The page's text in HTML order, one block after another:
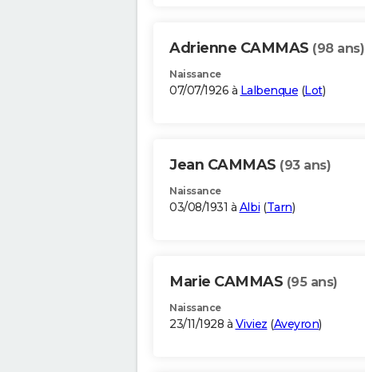
Adrienne CAMMAS (98 ans)
Naissance
07/07/1926 à Lalbenque (Lot)
Jean CAMMAS (93 ans)
Naissance
03/08/1931 à Albi (Tarn)
Marie CAMMAS (95 ans)
Naissance
23/11/1928 à Viviez (Aveyron)